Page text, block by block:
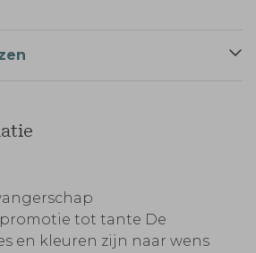
tot tante De
en kleuren zijn naar wens